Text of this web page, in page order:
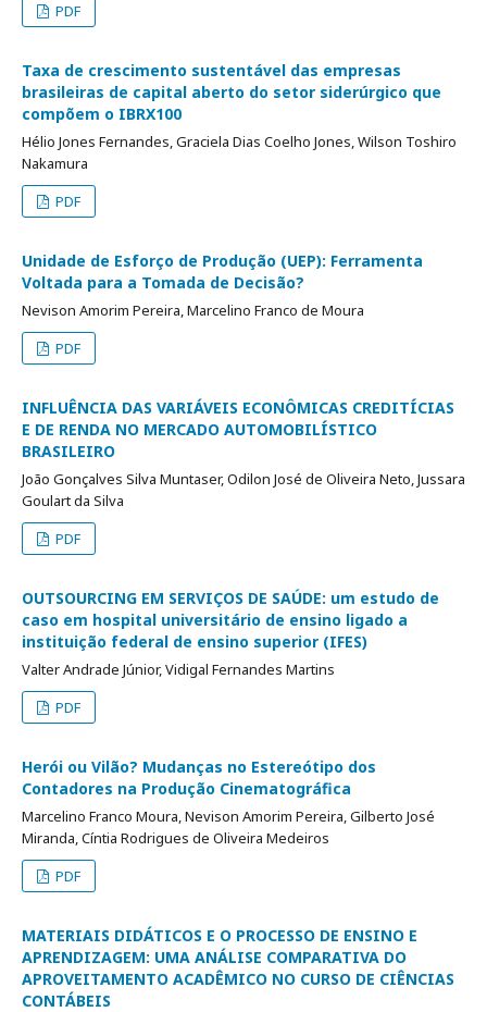
PDF
Taxa de crescimento sustentável das empresas
brasileiras de capital aberto do setor siderúrgico que
compõem o IBRX100
Hélio Jones Fernandes, Graciela Dias Coelho Jones, Wilson Toshiro
Nakamura
PDF
Unidade de Esforço de Produção (UEP): Ferramenta
Voltada para a Tomada de Decisão?
Nevison Amorim Pereira, Marcelino Franco de Moura
PDF
INFLUÊNCIA DAS VARIÁVEIS ECONÔMICAS CREDITÍCIAS
E DE RENDA NO MERCADO AUTOMOBILÍSTICO
BRASILEIRO
João Gonçalves Silva Muntaser, Odilon José de Oliveira Neto, Jussara
Goulart da Silva
PDF
OUTSOURCING EM SERVIÇOS DE SAÚDE: um estudo de
caso em hospital universitário de ensino ligado a
instituição federal de ensino superior (IFES)
Valter Andrade Júnior, Vidigal Fernandes Martins
PDF
Herói ou Vilão? Mudanças no Estereótipo dos
Contadores na Produção Cinematográfica
Marcelino Franco Moura, Nevison Amorim Pereira, Gilberto José
Miranda, Cíntia Rodrigues de Oliveira Medeiros
PDF
MATERIAIS DIDÁTICOS E O PROCESSO DE ENSINO E
APRENDIZAGEM: UMA ANÁLISE COMPARATIVA DO
APROVEITAMENTO ACADÊMICO NO CURSO DE CIÊNCIAS
CONTÁBEIS